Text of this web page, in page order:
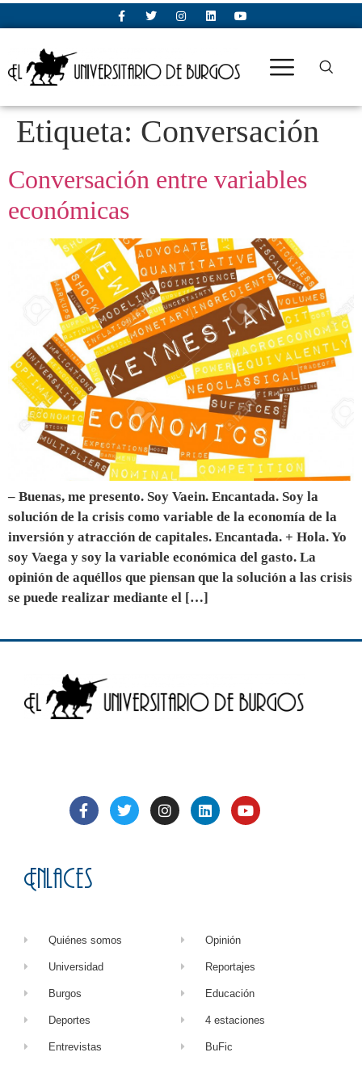
Etiqueta: Conversación
Conversación entre variables
económicas
– Buenas, me presento. Soy Vaein. Encantada. Soy la
solución de la crisis como variable de la economía de la
inversión y atracción de capitales. Encantada. + Hola. Yo
soy Vaega y soy la variable económica del gasto. La
opinión de aquéllos que piensan que la solución a las crisis
se puede realizar mediante el […]
Enlaces
Quiénes somos
Universidad
Burgos
Deportes
Entrevistas
Opinión
Reportajes
Educación
4 estaciones
BuFic